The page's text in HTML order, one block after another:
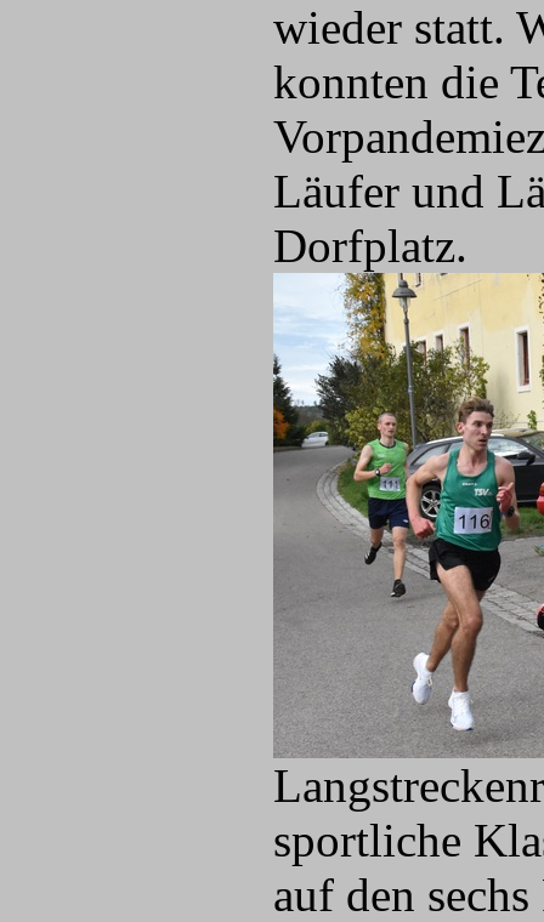
wieder statt.
konnten die
Läufer und
Dorfplatz.
sportliche
auf den